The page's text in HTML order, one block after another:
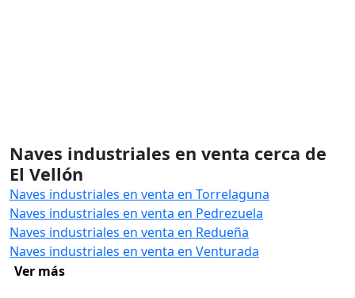
Naves industriales en venta cerca de
El Vellón
Naves industriales en venta en Torrelaguna
Naves industriales en venta en Pedrezuela
Naves industriales en venta en Redueña
Naves industriales en venta en Venturada
Ver más